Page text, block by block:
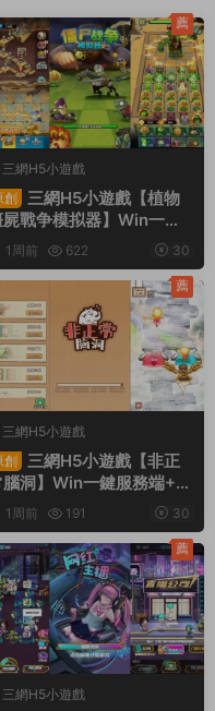
三網H5小遊戲
創
三網H5小遊戲【植物
戰争模拟器】Win一鍵
務端+Linux手工服務端
頻架設教程
1周前 622 30
薦
三網H5小遊戲
創
三網H5小遊戲【非正
腦洞】Win一鍵服務端+Li
手工服務端+視頻架設教
1周前 191 30
薦
三網H5小遊戲
薦